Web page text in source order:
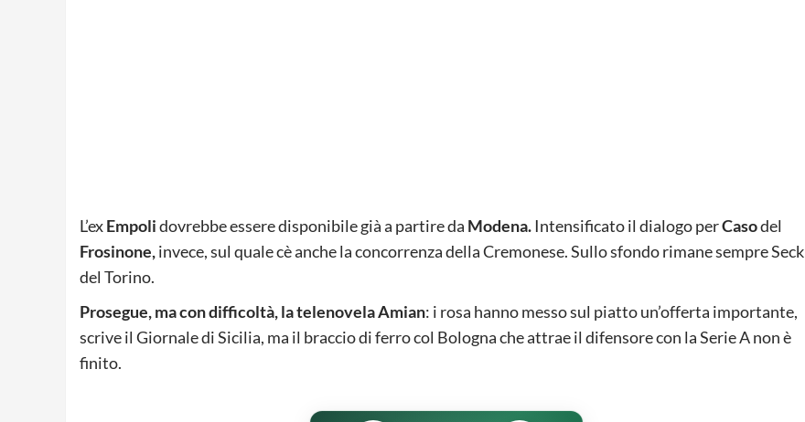
L’exEmpolidovrebbe essere disponibile già a partire da Modena.Intensificato il dialogo perCasodel
Frosinone,invece, sul quale cè anche la concorrenza della Cremonese. Sullo sfondo rimane sempre Seck
del Torino.
Prosegue, ma con difficoltà, la telenovela Amian: i rosa hanno messo sul piatto un’offerta importante,
scrive il Giornale di Sicilia, ma il braccio di ferro col Bologna che attrae il difensore con la Serie A non è
finito.